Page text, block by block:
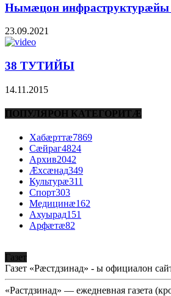
Нымæцон инфраструктурæйы
23.09.2021
38 ТУТИЙЫ
14.11.2015
ПОПУЛЯРОН КАТЕГОРИТÆ
Хабæрттæ7869
Сæйраг4824
Архив2042
Æхсæнад349
Культурæ311
Спорт303
Медицинæ162
Ахуырад151
Арфæтæ82
Газет
Газет «Рæстдзинад» - ы официалон
«Растдзинад» — ежедневная газета